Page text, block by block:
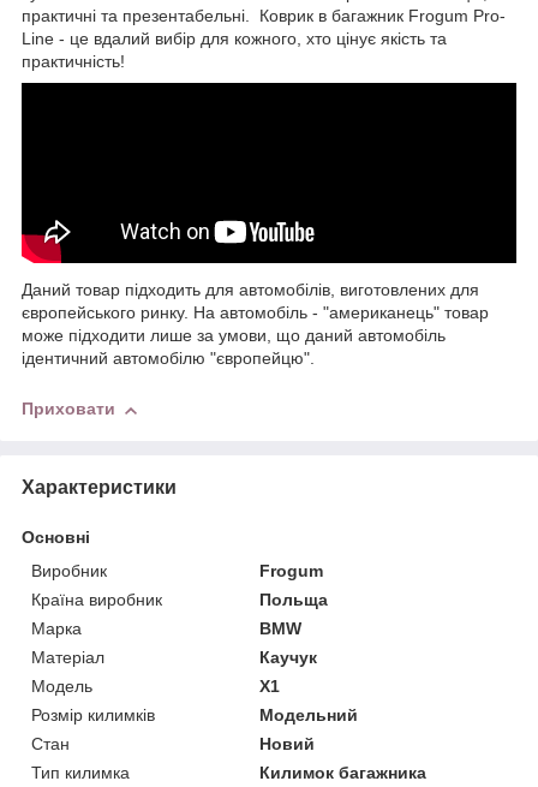
практичні та презентабельні. Коврик в багажник Frogum Pro-
Line - це вдалий вибір для кожного, хто цінує якість та
практичність!
Даний товар підходить для автомобілів, виготовлених для
європейського ринку. На автомобіль - "американець" товар
може підходити лише за умови, що даний автомобіль
ідентичний автомобілю "європейцю".
Приховати
Характеристики
Основні
Виробник
Frogum
Країна виробник
Польща
Марка
BMW
Матеріал
Каучук
Модель
X1
Розмір килимків
Модельний
Стан
Новий
Тип килимка
Килимок багажника